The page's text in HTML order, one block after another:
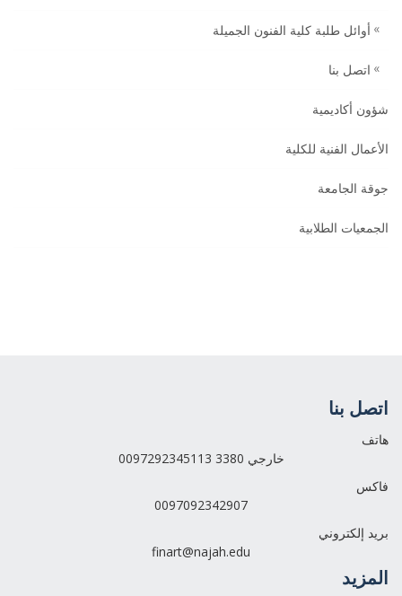
أوائل طلبة كلية الفنون الجميلة
اتصل بنا
شؤون أكاديمية
الأعمال الفنية للكلية
جوقة الجامعة
الجمعيات الطلابية
اتصل بنا
هاتف
0097292345113 خارجي 3380
فاكس
0097092342907
بريد إلكتروني
finart@najah.edu
المزيد